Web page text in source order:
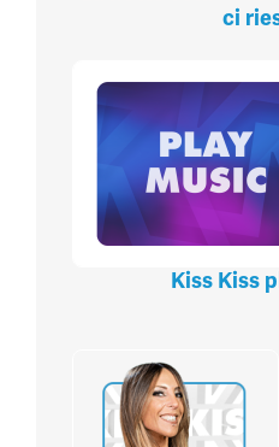
ci
Kiss Kiss